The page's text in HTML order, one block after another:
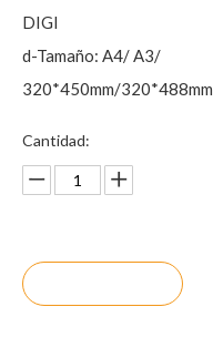
DIGI
d-Tamaño: A4/ A3/
320*450mm/320*488mm
Cantidad: